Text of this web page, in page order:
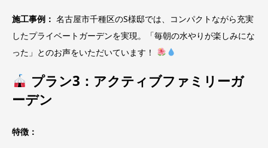
施工事例： 名古屋市千種区のS様邸では、コンパクトながら充実
したプライベートガーデンを実現。「毎朝の水やりが楽しみにな
った」とのお声をいただいています！
プラン3：アクティブファミリーガ
ーデン
特徴：